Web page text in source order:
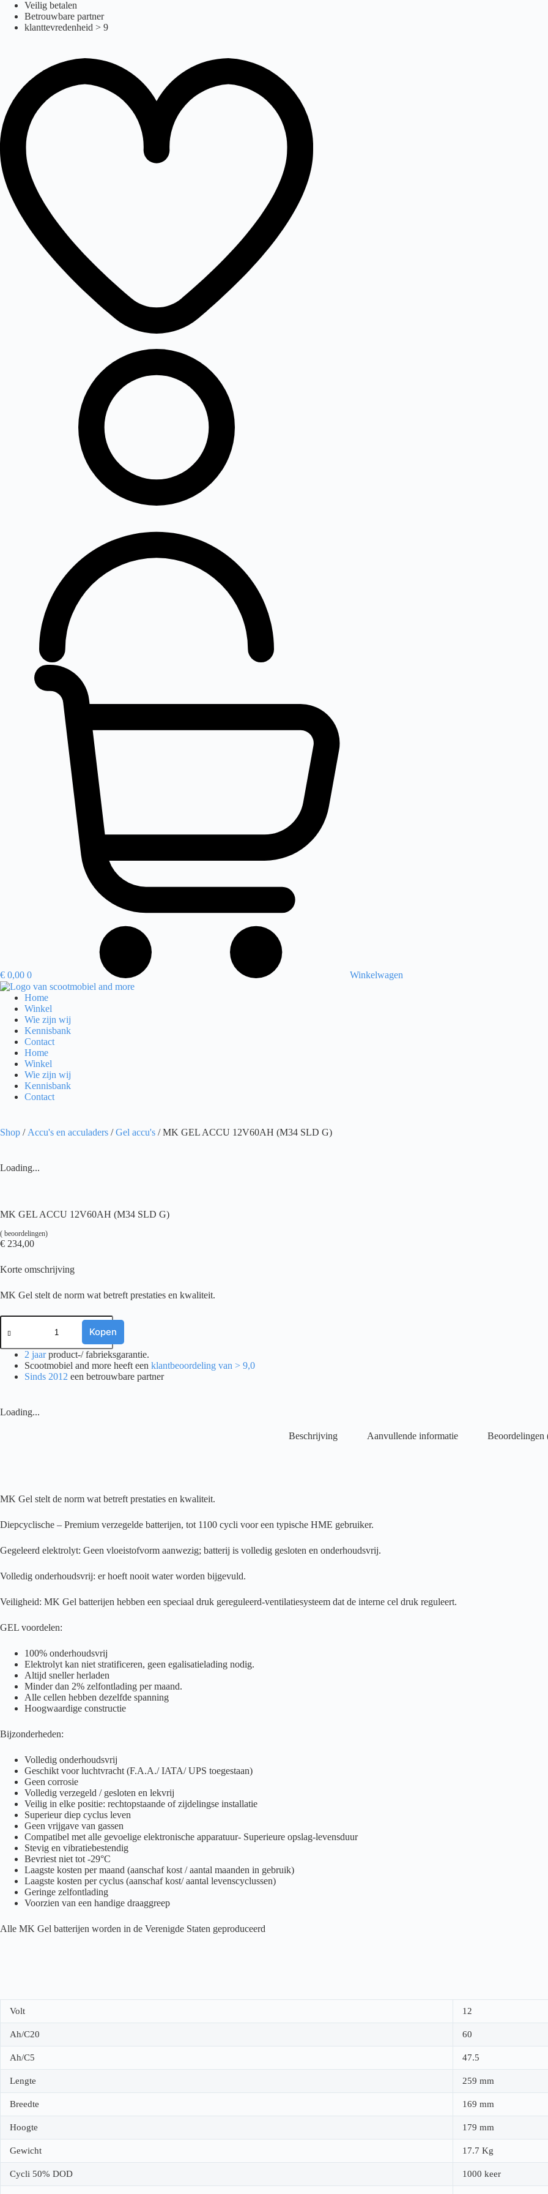
naar
Veilig betalen
Betrouwbare partner
klanttevredenheid > 9
€ 0,00 0 Winkelwagen
Home
Winkel
Wie zijn wij
Kennisbank
Contact
Home
Winkel
Wie zijn wij
Kennisbank
Contact
Shop / Accu's en acculaders /Gel accu's / MK GEL ACCU 12V60AH (M34 SLD G)
Loading...
MK GEL ACCU 12V60AH (M34 SLD G)
( beoordelingen)
€ 234,00
Korte omschrijving
MK Gel stelt de norm wat betreft prestaties en kwaliteit.
MK
GEL
12V60AH
Kopen
2 jaarproduct-/ fabrieksgarantie.
Scootmobiel and more heeft een klantbeoordeling van > 9,0
Sinds 2012 een betrouwbare partner
Loading...
Beschrijving Aanvullende informatie Beoordelingen
MK Gel stelt de norm wat betreft prestaties en kwaliteit.
Diepcyclische – Premium verzegelde batterijen, tot 1100 cycli voor een typische HME gebruiker.
Gegeleerd elektrolyt: Geen vloeistofvorm aanwezig; batterij is volledig gesloten en onderhoudsvrij.
Volledig onderhoudsvrij: er hoeft nooit water worden bijgevuld.
Veiligheid: MK Gel batterijen hebben een speciaal druk gereguleerd-ventilatiesysteem dat de interne cel druk reguleert.
GEL voordelen:
100% onderhoudsvrij
Elektrolyt kan niet stratificeren, geen egalisatielading nodig.
Altijd sneller herladen
Minder dan 2% zelfontlading per maand.
Alle cellen hebben dezelfde spanning
Hoogwaardige constructie
Bijzonderheden:
Volledig onderhoudsvrij
Geschikt voor luchtvracht (F.A.A./ IATA/ UPS toegestaan)
Geen corrosie
Volledig verzegeld / gesloten en lekvrij
Veilig in elke positie: rechtopstaande of zijdelingse installatie
Superieur diep cyclus leven
Geen vrijgave van gassen
Compatibel met alle gevoelige elektronische apparatuur- Superieure opslag-levensduur
Stevig en vibratiebestendig
Bevriest niet tot -29°C
Laagste kosten per maand (aanschaf kost / aantal maanden in gebruik)
Laagste kosten per cyclus (aanschaf kost/ aantal levenscyclussen)
Geringe zelfontlading
Voorzien van een handige draaggreep
Alle MK Gel batterijen worden in de Verenigde Staten geproduceerd
Volt 12
Ah/C20 60
Ah/C5 47.5
Lengte 259 mm
Breedte 169 mm
Hoogte 179 mm
Gewicht 17.7 Kg
Cycli 50% DOD 1000 keer